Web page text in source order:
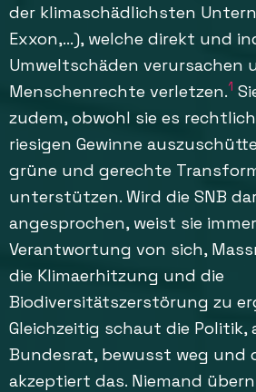
der klimaschädlichsten
Exxon,…), welche direkt und
Umweltschäden verursachen
Menschenrechte verletzen.1
zudem, obwohl sie es
riesigen Gewinne
grüne und gerechte
unterstützen. Wird die SNB
angesprochen, weist sie
Verantwortung von sich,
die Klimaerhitzung und die
Biodiversitätszerstörung zu
Gleichzeitig schaut die Politik,
Bundesrat, bewusst weg und
akzeptiert das. Niemand